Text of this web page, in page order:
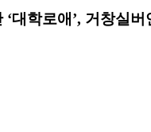
대학로애’, 거창실버